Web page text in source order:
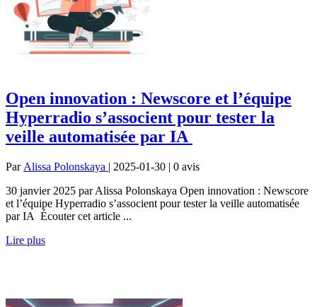
Open innovation : Newscore et l’équipe
Hyperradio s’associent pour tester la
veille automatisée par IA
Par Alissa Polonskaya | 2025-01-30 | 0 avis
30 janvier 2025 par Alissa Polonskaya Open innovation : Newscore
et l’équipe Hyperradio s’associent pour tester la veille automatisée
par IA Écouter cet article ...
Lire plus